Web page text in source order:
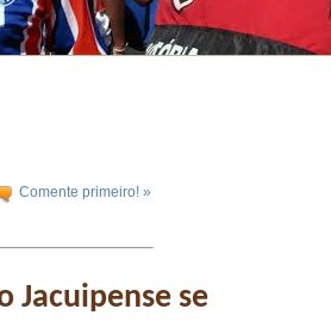
Comente primeiro! »
Jacuipense se